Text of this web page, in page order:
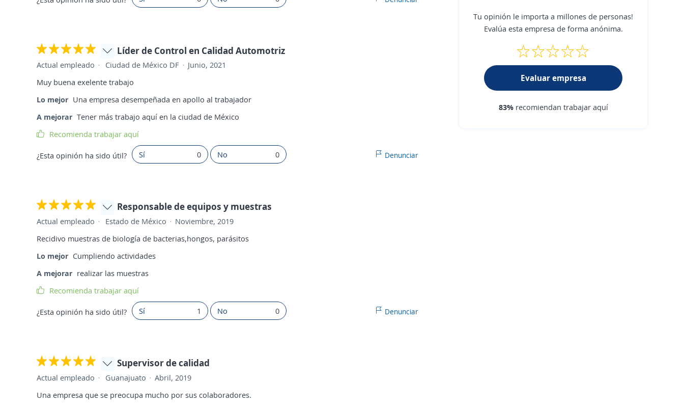
Líder de Control en Calidad Automotriz
Actual empleado Ciudad de México DF
Junio, 2021
Muy buena exelente trabajo
Lo mejor Una empresa desempeñada en apollo al trabajador
A mejorar Tener más trabajo aquí en la ciudad de México
Recomienda trabajar aquí
¿Esta opinión ha sido útil? Sí 0 No 0 Denunciar
Responsable de equipos y muestras
Actual empleado Estado de México
Noviembre, 2019
Recidivo muestras de biología de bacterias,hongos, parásitos
Lo mejor Cumpliendo actividades
A mejorar realizar las muestras
Recomienda trabajar aquí
¿Esta opinión ha sido útil? Sí 1 No 0 Denunciar
Supervisor de calidad
Actual empleado Guanajuato
Abril, 2019
Una empresa que se preocupa mucho por sus colaboradores.
Tu opinión le importa a millones de personas!
Evalúa esta empresa de forma anónima.
Evaluar empresa
83%recomiendan trabajar aquí